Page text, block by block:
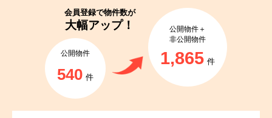
会員登録で物件数が
大幅アップ！
公開物件
540 件
公開物件＋
非公開物件
1,865 件